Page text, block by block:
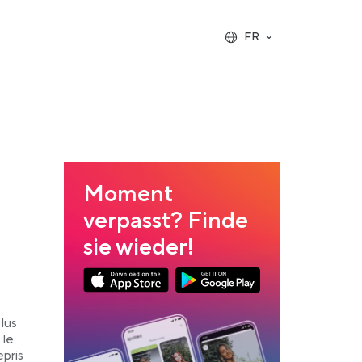
FR
le
Moment
verpasst? Finde
sie wieder!
Link opens in a new tabLink opens in a new tab